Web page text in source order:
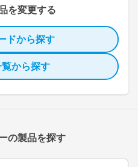
を変更する
ドから探す
から探す
の製品を探す